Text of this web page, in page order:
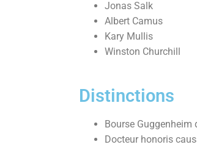
Jonas Salk
Albert Camus
Kary Mullis
Winston Churchill
Distinctions
Bourse Guggenheim
Docteur honoris